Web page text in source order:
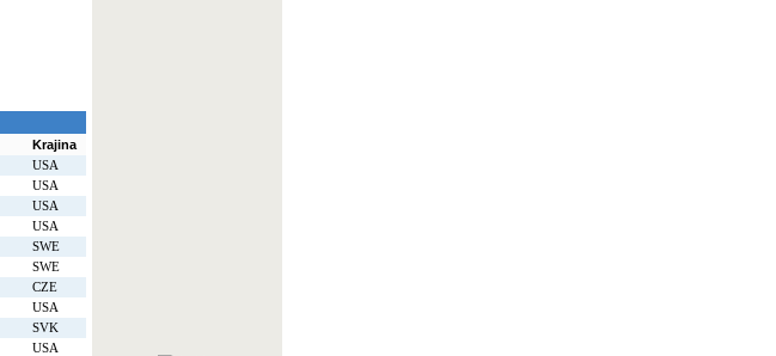
Krajina
USA
USA
USA
USA
SWE
SWE
CZE
USA
SVK
USA